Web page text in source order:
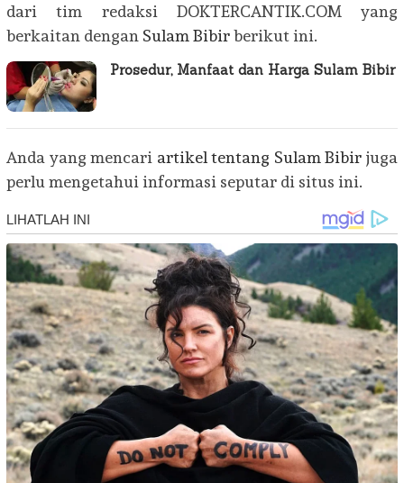
dari tim redaksi DOKTERCANTIK.COM yang
berkaitan dengan Sulam Bibirberikut ini.
Prosedur, Manfaat dan Harga Sulam Bibir
Anda yang mencari artikel tentang Sulam Bibir juga
perlu mengetahui informasi seputar di situs ini.